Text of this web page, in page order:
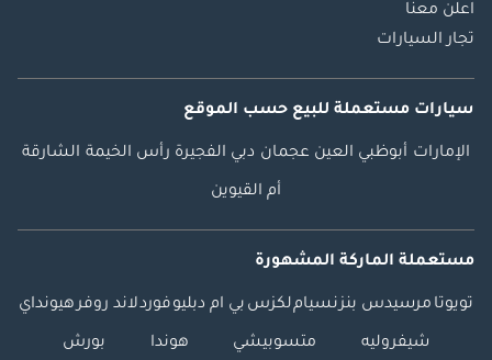
اعلن معنا
تجار السيارات
سيارات مستعملة للبيع حسب الموقع
الإمارات أبوظبي العين عجمان دبي الفجيرة رأس الخيمة الشارقة
أم القيوين
مستعملة الماركة المشهورة
تويوتا مرسيدس بنزنسياملكزس بي ام دبليوفوردلاند روفرهيونداي
شيفروليه متسوبيشي هوندا بورش